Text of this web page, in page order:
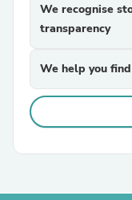
We recognise
transparency
We help you